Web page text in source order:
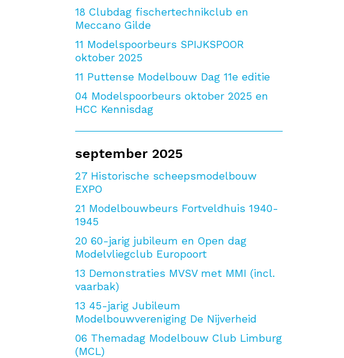
18 Clubdag fischertechnikclub en
Meccano Gilde
11 Modelspoorbeurs SPIJKSPOOR
oktober 2025
11 Puttense Modelbouw Dag 11e editie
04 Modelspoorbeurs oktober 2025 en
HCC Kennisdag
september 2025
27 Historische scheepsmodelbouw
EXPO
21 Modelbouwbeurs Fortveldhuis 1940-
1945
20 60-jarig jubileum en Open dag
Modelvliegclub Europoort
13 Demonstraties MVSV met MMI (incl.
vaarbak)
13 45-jarig Jubileum
Modelbouwvereniging De Nijverheid
06 Themadag Modelbouw Club Limburg
(MCL)